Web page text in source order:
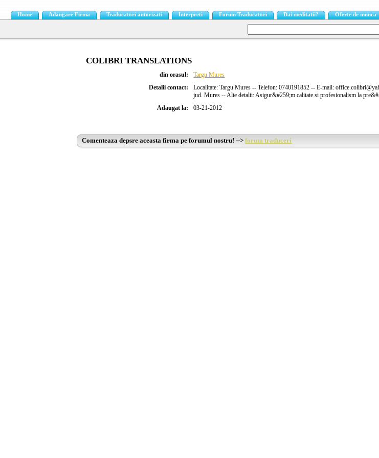
Home Adaugare Firma Traducatori autorizati Interpreti Forum Traducatori Dai meditatii? Oferte de munca
COLIBRI TRANSLATIONS
din orasul:
Targu Mures
Detalii contact:
Localitate: Targu Mures -- Telefon: 0740191852 -- E-mail:
jud. Mures -- Alte detalii: Asigur&#259;m calitate si profesionalism la
Adaugat la:
03-21-2012
Comenteaza depsre aceasta firma pe forumul nostru! -->forum traduceri